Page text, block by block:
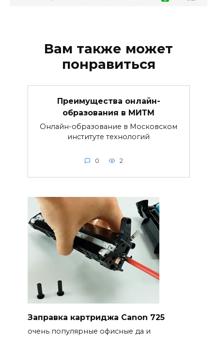
Вам также может
понравиться
Преимущества онлайн-
образования в МИТМ
Онлайн-образование в Московском
институте технологий
0 2
Заправка картриджа Canon 725
очень популярные офисные да и